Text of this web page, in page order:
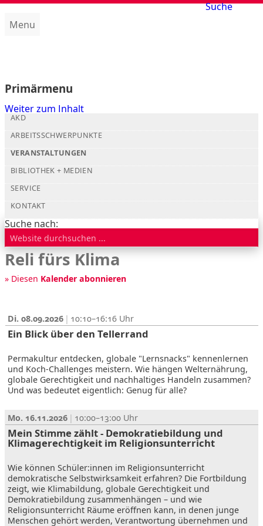
Menu
Primärmenu
Weiter zum Inhalt
AKD
ARBEITSSCHWERPUNKTE
VERANSTALTUNGEN
BIBLIOTHEK + MEDIEN
SERVICE
KONTAKT
Suche
Suche nach:
Reli fürs Klima
» Diesen Kalender abonnieren
Di. 08.09.2026 10:10–16:16
Ein Blick über den Tellerrand
Permakultur entdecken, globale "Lernsnacks" kennenlernen
und Koch-Challenges meistern. Wie hängen Welternährung,
globale Gerechtigkeit und nachhaltiges Handeln zusammen?
Und was bedeutet eigentlich: Genug für alle?
Mo. 16.11.2026 10:00–13:00
Mein Stimme zählt - Demokratiebildung und
Klimagerechtigkeit im Religionsunterricht
Wie können Schüler:innen im Religionsunterricht
demokratische Selbstwirksamkeit erfahren? Die Fortbildung
zeigt, wie Klimabildung, globale Gerechtigkeit und
Demokratiebildung zusammenhängen – und wie
Religionsunterricht Räume eröffnen kann, in denen junge
Menschen gehört werden, Verantwortung übernehmen und